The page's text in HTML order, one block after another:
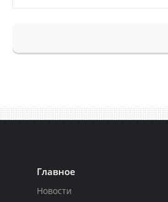
Главное
Новости